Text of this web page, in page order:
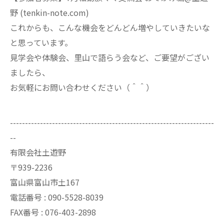
野 (tenkin-note.com)
これからも、こんな機会をどんどん増やしていきたいな
と思っています。
見学会や体験会、里山で語らう会など、ご要望がござい
ましたら、
お気軽にお問い合わせください（＾＾）
--------------------------------------------------------------------
--
有限会社土遊野
〒939-2236
富山県富山市土167
電話番号 : 090-5528-8039
FAX番号 : 076-403-2898